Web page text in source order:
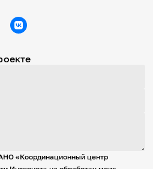
«Координационный центр